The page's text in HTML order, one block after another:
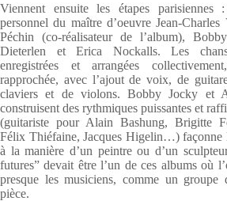
Viennent ensuite les étapes
personnel du maître d’oeuvre Jean-Charles
Péchin (co-réalisateur de l’album),
Dieterlen et Erica Nockalls. Les
enregistrées et arrangées
rapprochée, avec l’ajout de voix, de
claviers et de violons. Bobby Jocky et
construisent des rythmiques puissantes et
(guitariste pour Alain Bashung, Brigitte
Félix Thiéfaine, Jacques Higelin…) façonne
à la manière d’un peintre ou d’un
futures” devait être l’un de ces albums où
presque les musiciens, comme un
pièce.